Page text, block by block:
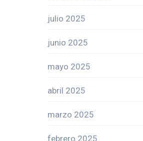
julio 2025
junio 2025
mayo 2025
abril 2025
marzo 2025
febrero 2025